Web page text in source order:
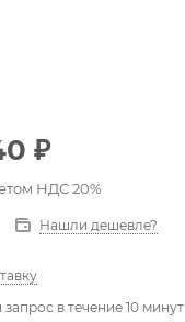
₽
НДС 20%
Нашли дешевле?
в течение 10 минут